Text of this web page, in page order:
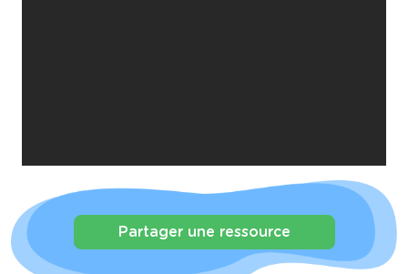
Partager une ressource